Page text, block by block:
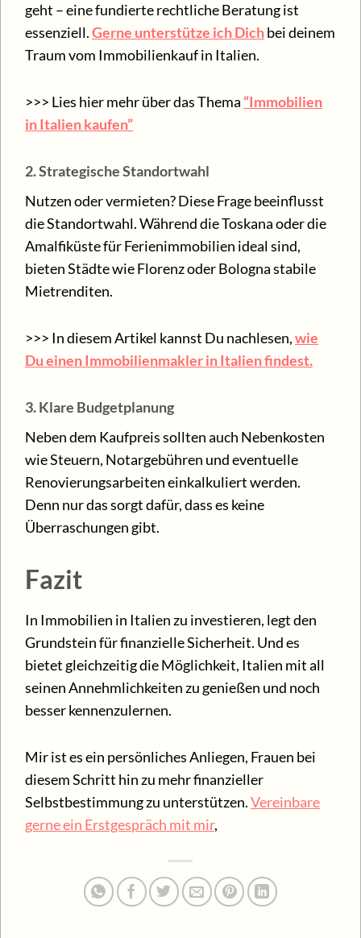
geht – eine fundierte rechtliche Beratung ist
essenziell.Gerne unterstütze ich Dichbei deinem
Traum vom Immobilienkauf in Italien.
>>> Lies hier mehr über das Thema “Immobilien
in Italien kaufen”
2. Strategische Standortwahl
Nutzen oder vermieten? Diese Frage beeinflusst
die Standortwahl. Während die Toskana oder die
Amalfiküste für Ferienimmobilien ideal sind,
bieten Städte wie Florenz oder Bologna stabile
Mietrenditen.
>>> In diesem Artikel kannst Du nachlesen,wie
Du einen Immobilienmakler in Italien findest.
3. Klare Budgetplanung
Neben dem Kaufpreis sollten auch Nebenkosten
wie Steuern, Notargebühren und eventuelle
Renovierungsarbeiten einkalkuliert werden.
Denn nur das sorgt dafür, dass es keine
Überraschungen gibt.
Fazit
In Immobilien in Italien zu investieren, legt den
Grundstein für finanzielle Sicherheit. Und es
bietet gleichzeitig die Möglichkeit, Italien mit all
seinen Annehmlichkeiten zu genießen und noch
besser kennenzulernen.
Mir ist es ein persönliches Anliegen, Frauen bei
diesem Schritt hin zu mehr finanzieller
Selbstbestimmung zu unterstützen.Vereinbare
gerne ein Erstgespräch mit mir,